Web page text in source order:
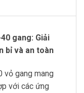
gang: Giải
bỉ và an toàn
vỏ gang mang
với các ứng